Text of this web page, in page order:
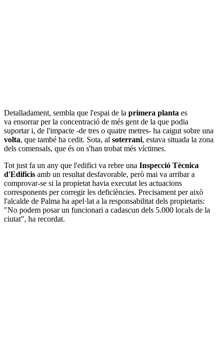
Detalladament, sembla que l'espai de la primera planta es
va ensorrar per la concentració de més gent de la que podia
suportar i, de l'impacte -de tres o quatre metres- ha caigut sobre una
volta, que també ha cedit. Sota, al soterrani, estava situada la zona
dels comensals, que és on s'han trobat més víctimes.
Tot just fa un any que l'edifici va rebre una Inspecció Tècnica
d'Edificis amb un resultat desfavorable, però mai va arribar a
comprovar-se si la propietat havia executat les actuacions
corresponents per corregir les deficiències. Precisament per això
l'alcalde de Palma ha apel·lat a la responsabilitat dels propietaris:
"No podem posar un funcionari a cadascun dels 5.000 locals de la
ciutat", ha recordat.